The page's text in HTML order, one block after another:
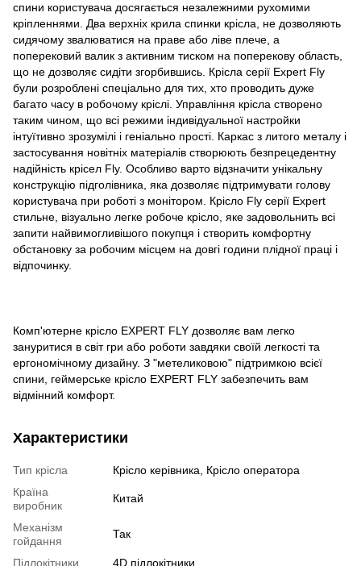
спини користувача досягається незалежними рухомими
кріпленнями. Два верхніх крила спинки крісла, не дозволяють
сидячому звалюватися на праве або ліве плече, а
поперековий валик з активним тиском на поперекову область,
що не дозволяє сидіти згорбившись. Крісла серії Expert Fly
були розроблені спеціально для тих, хто проводить дуже
багато часу в робочому кріслі. Управління крісла створено
таким чином, що всі режими індивідуальної настройки
інтуїтивно зрозумілі і геніально прості. Каркас з литого металу і
застосування новітніх матеріалів створюють безпрецедентну
надійність крісел Fly. Особливо варто відзначити унікальну
конструкцію підголівника, яка дозволяє підтримувати голову
користувача при роботі з монітором. Крісло Fly серії Expert
стильне, візуально легке робоче крісло, яке задовольнить всі
запити найвимогливішого покупця і створить комфортну
обстановку за робочим місцем на довгі години плідної праці і
відпочинку.
Комп'ютерне крісло EXPERT FLY дозволяє вам легко
зануритися в світ гри або роботи завдяки своїй легкості та
ергономічному дизайну. З "метеликовою" підтримкою всієї
спини, геймерське крісло EXPERT FLY забезпечить вам
відмінний комфорт.
Характеристики
Тип крісла
Крісло керівника, Крісло оператора
Країна
виробник
Китай
Механізм
гойдання
Так
Підлокітники 4D підлокітники